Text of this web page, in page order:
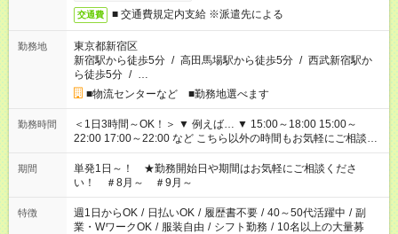
交通費 ■ 交通費規定内支給 ※派遣先による
勤務地
東京都新宿区
新宿駅から徒歩5分 / 高田馬場駅から徒歩5分 / 西武新宿駅か
ら徒歩5分 / …
■物流センターなど ■勤務地選べます
勤務時間
＜1日3時間～OK！＞ ▼ 例えば… ▼ 15:00～18:00 15:00～
22:00 17:00～22:00 など こちら以外の時間もお気軽にご相談く
ださい！
期間
単発1日～！ ★勤務開始日や期間はお気軽にご相談くださ
い！ ＃8月～ ＃9月～
特徴 週1日からOK / 日払いOK / 履歴書不要 / 40～50代活躍中 / 副
業・WワークOK / 服装自由 / シフト勤務 / 10名以上の大量募